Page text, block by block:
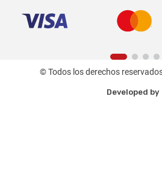
© Todos los derechos
Developed by